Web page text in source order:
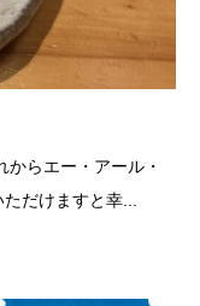
らエー・アール・
だけますと幸...